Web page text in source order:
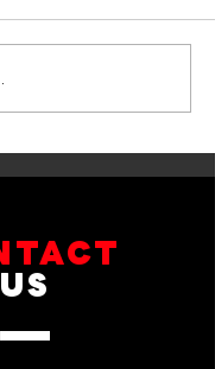
C200 เข้า
ร์วิสเปลี่ยนถ่าย
US